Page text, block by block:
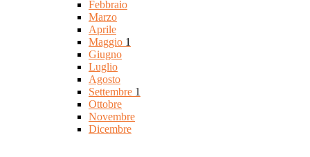
Febbraio
Marzo
Aprile
Maggio 1
Giugno
Luglio
Agosto
Settembre 1
Ottobre
Novembre
Dicembre